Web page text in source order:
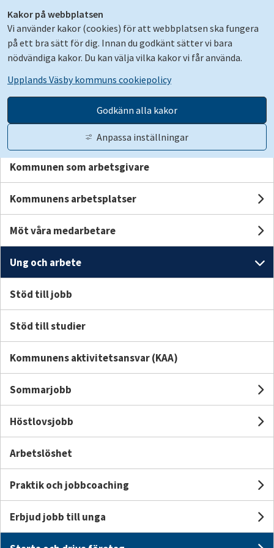
Kakor på webbplatsen
Vi använder kakor (cookies) för att webbplatsen ska fungera
på ett bra sätt för dig. Innan du godkänt sätter vi bara
nödvändiga kakor. Du kan välja vilka kakor vi får använda.
Upplands Väsby kommuns cookiepolicy
Godkänn alla kakor
Anpassa inställningar
Gå till innehåll Suomeksi
Stäng
Lediga jobb i kommunen
Kommunen som arbetsgivare
Kommunens arbetsplatser
Möt våra medarbetare
Ung och arbete
Stöd till jobb
Stöd till studier
Kommunens aktivitetsansvar (KAA)
Sommarjobb
Höstlovsjobb
Arbetslöshet
Praktik och jobbcoaching
Erbjud jobb till unga
Stäng
Ung och arbete
Stöd till jobb